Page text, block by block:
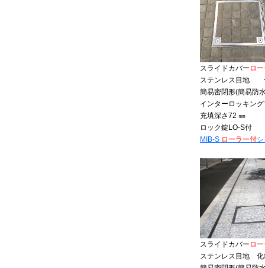
スライドカバー ロ
ステンレス目地
簡易密閉形(簡易防
インターロッキン
充填深さ72 ㎜
ロック錠LO-S付
MIB-S ローラー付
スライドカバー ロ
ステンレス目地 化